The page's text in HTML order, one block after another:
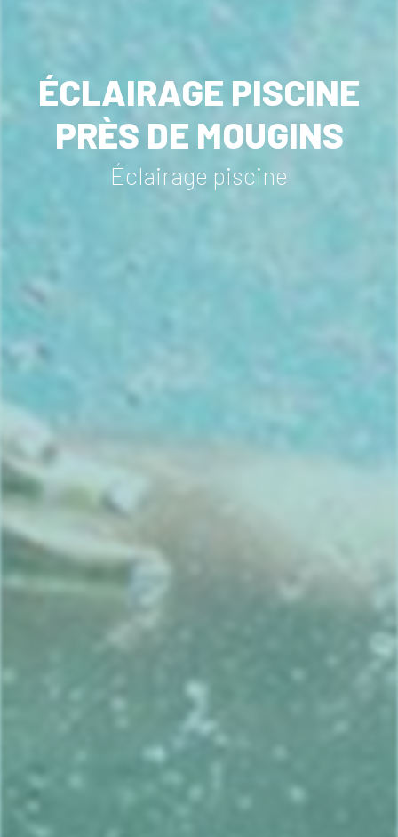
ÉCLAIRAGE PISCINE
PRÈS DE MOUGINS
Éclairage piscine